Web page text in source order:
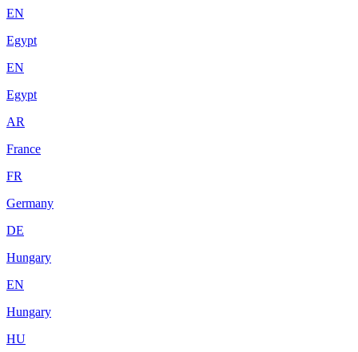
EN
Egypt
EN
Egypt
AR
France
FR
Germany
DE
Hungary
EN
Hungary
HU